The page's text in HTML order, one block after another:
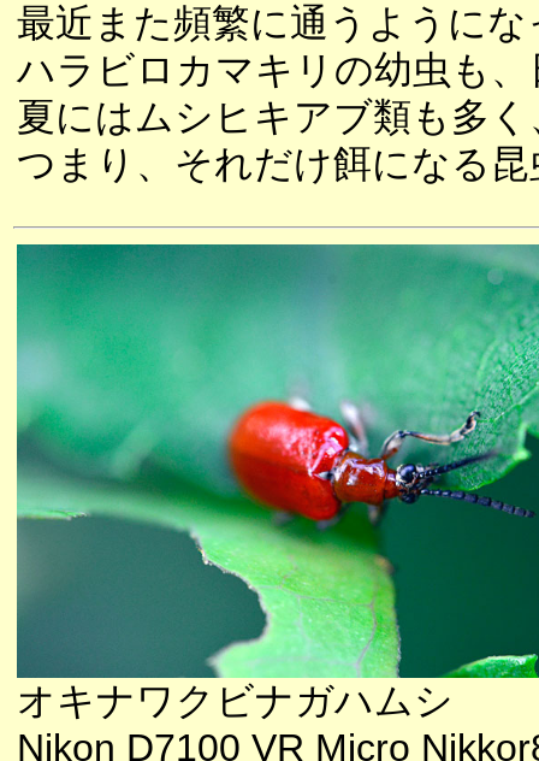
最近また頻繁に通うように
ハラビロカマキリの幼虫も
夏にはムシヒキアブ類も多
つまり、それだけ餌になる
オキナワクビナガハムシ
Nikon D7100 VR Micro